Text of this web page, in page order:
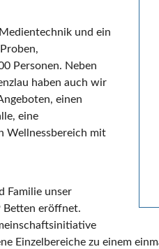
und ein
Personen. Neben
haben auch wir
einen
eine
Wellnessbereich mit
Familie unser
Betten eröffnet.
Einzelbereiche zu einem